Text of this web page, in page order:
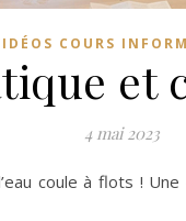
COURS
et
4 mai 2023
coule à flots !